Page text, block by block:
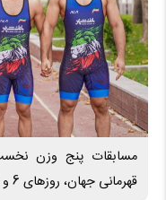
مسابقات پنج وزن
قهرمانی جهان، روزهای 6 و 7 مردادماه در شهر آتن یونان برگزار شد.